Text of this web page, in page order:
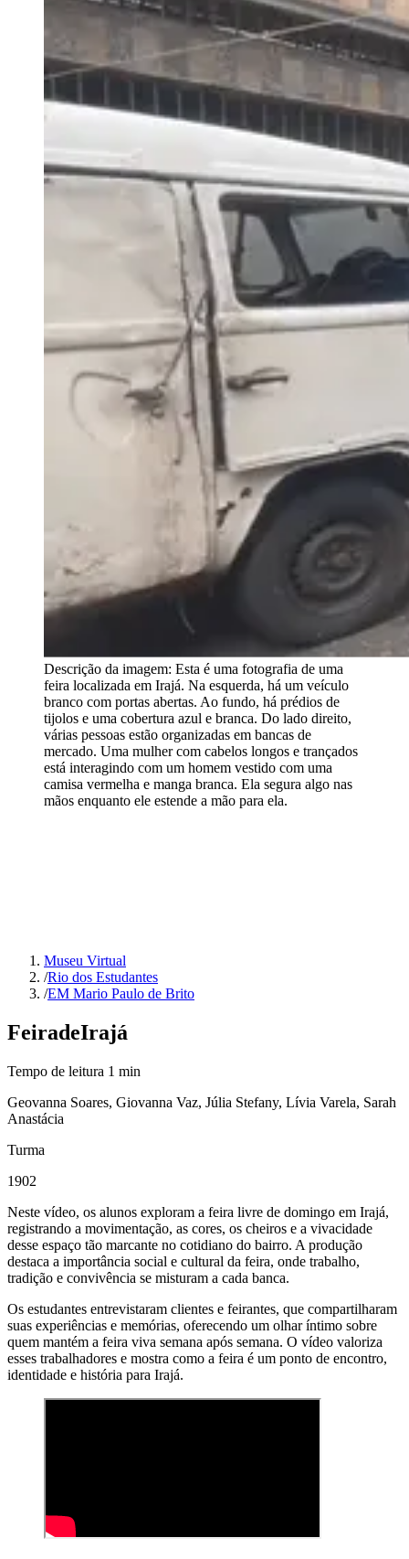
Descrição da imagem: Esta é uma fotografia de uma
feira localizada em Irajá. Na esquerda, há um veículo
branco com portas abertas. Ao fundo, há prédios de
tijolos e uma cobertura azul e branca. Do lado direito,
várias pessoas estão organizadas em bancas de
mercado. Uma mulher com cabelos longos e trançados
está interagindo com um homem vestido com uma
camisa vermelha e manga branca. Ela segura algo nas
mãos enquanto ele estende a mão para ela.
Museu Virtual
/Rio dos Estudantes
/EM Mario Paulo de Brito
FeiradeIrajá
Tempo de leitura 1 min
Geovanna Soares, Giovanna Vaz, Júlia Stefany, Lívia Varela, Sarah
Anastácia
Turma
1902
Neste vídeo, os alunos exploram a feira livre de domingo em Irajá,
registrando a movimentação, as cores, os cheiros e a vivacidade
desse espaço tão marcante no cotidiano do bairro. A produção
destaca a importância social e cultural da feira, onde trabalho,
tradição e convivência se misturam a cada banca.
Os estudantes entrevistaram clientes e feirantes, que compartilharam
suas experiências e memórias, oferecendo um olhar íntimo sobre
quem mantém a feira viva semana após semana. O vídeo valoriza
esses trabalhadores e mostra como a feira é um ponto de encontro,
identidade e história para Irajá.